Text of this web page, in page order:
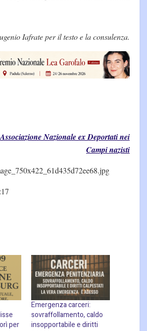
Iafrate per il testo e la consulenza.
Nazionale ex Deportati nei
Campi nazisti
per
Emergenza carceri:
sovraffollamento, caldo
insopportabile e diritti